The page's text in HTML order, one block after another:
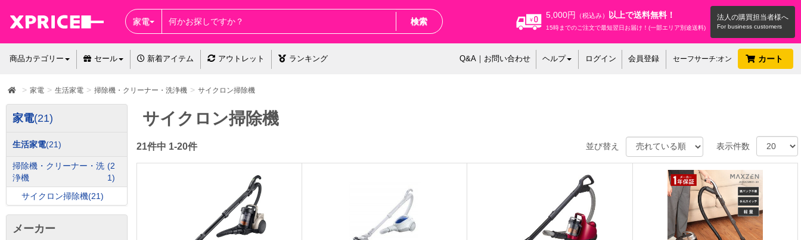
家電 検索 法人の購買担当者様へ
5,000円 （税込み） 以上で送料無料！
15時までのご注文で最短翌日お届け！(一部エリア別途送料)
商品カテゴリー セール 新着アイテム アウトレット ランキング Q&A｜お問い合わせ ヘルプ ログイン 会員登録 セーフサーチ:オン カート
サイクロン掃除機
21件中 1-20件 並び替え 表示件数
家電(21)
生活家電(21)
掃除機・クリーナー・洗
浄機
(2
1)
サイクロン掃除機(21)
メーカー
家電 生活家電 掃除機・クリーナー・洗浄機 サイクロン掃除機